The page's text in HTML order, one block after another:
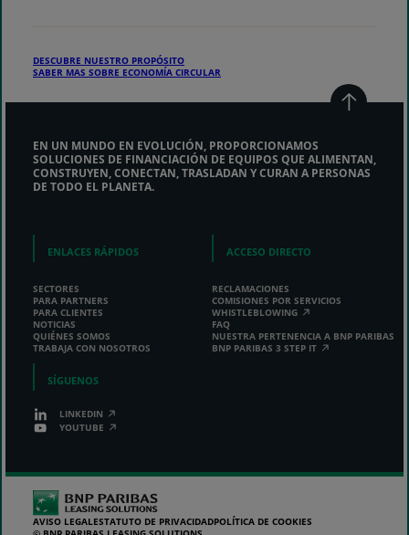
DESCUBRE NUESTRO PROPÓSITO
SABER MAS SOBRE ECONOMÍA CIRCULAR
EN UN MUNDO EN EVOLUCIÓN, PROPORCIONAMOS
SOLUCIONES DE FINANCIACIÓN DE EQUIPOS QUE ALIMENTAN,
CONSTRUYEN, CONECTAN, TRASLADAN Y CURAN A PERSONAS
DE TODO EL PLANETA.
ENLACES RÁPIDOS
SECTORES
PARA PARTNERS
PARA CLIENTES
NOTICIAS
QUIÉNES SOMOS
TRABAJA CON NOSOTROS
ACCESO DIRECTO
RECLAMACIONES
COMISIONES POR SERVICIOS
WHISTLEBLOWING
FAQ
NUESTRA PERTENENCIA A BNP PARIBAS
BNP PARIBAS 3 STEP IT
SÍGUENOS
LINKEDIN
YOUTUBE
AVISO LEGALESTATUTO DE PRIVACIDADPOLÍTICA DE COOKIES